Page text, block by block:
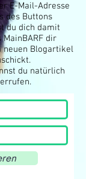
E-Mail-Adresse
des Buttons
du dich damit
dir
neuen Blogartikel
du natürlich